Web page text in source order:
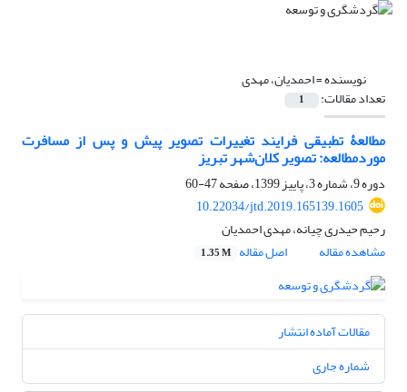
نویسنده =احمدیان، مهدی
تعداد مقالات: 1
مطالعۀ تطبیقی فرایند تغییرات تصویر پیش و پس از مسافرت
موردمطالعه: تصویر کلان‌شهر تبریز
دوره 9، شماره 3، پاییز 1399، صفحه
47-60
10.22034/jtd.2019.165139.1605
رحیم حیدری چیانه، مهدی احمدیان
مشاهده مقاله
اصل مقاله 1.35 M
مقالات آماده انتشار
شماره جاری